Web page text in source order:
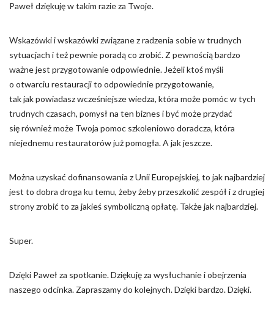
Paweł dziękuję w takim razie za Twoje.
Wskazówki i wskazówki związane z radzenia sobie w trudnych
sytuacjach i też pewnie poradą co zrobić. Z pewnością bardzo
ważne jest przygotowanie odpowiednie. Jeżeli ktoś myśli
o otwarciu restauracji to odpowiednie przygotowanie,
tak jak powiadasz wcześniejsze wiedza, która może pomóc w tych
trudnych czasach, pomysł na ten biznes i być może przydać
się również może Twoja pomoc szkoleniowo doradcza, która
niejednemu restauratorów już pomogła. A jak jeszcze.
Można uzyskać dofinansowania z Unii Europejskiej, to jak najbardziej
jest to dobra droga ku temu, żeby żeby przeszkolić zespół i z drugiej
strony zrobić to za jakieś symboliczną opłatę. Także jak najbardziej.
Super.
Dzięki Paweł za spotkanie. Dziękuję za wysłuchanie i obejrzenia
naszego odcinka. Zapraszamy do kolejnych. Dzięki bardzo. Dzięki.